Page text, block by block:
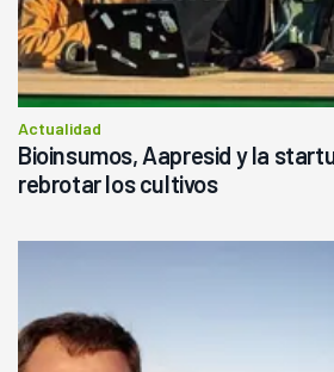
Actualidad
Bioinsumos, Aapresid y la
rebrotar los cultivos